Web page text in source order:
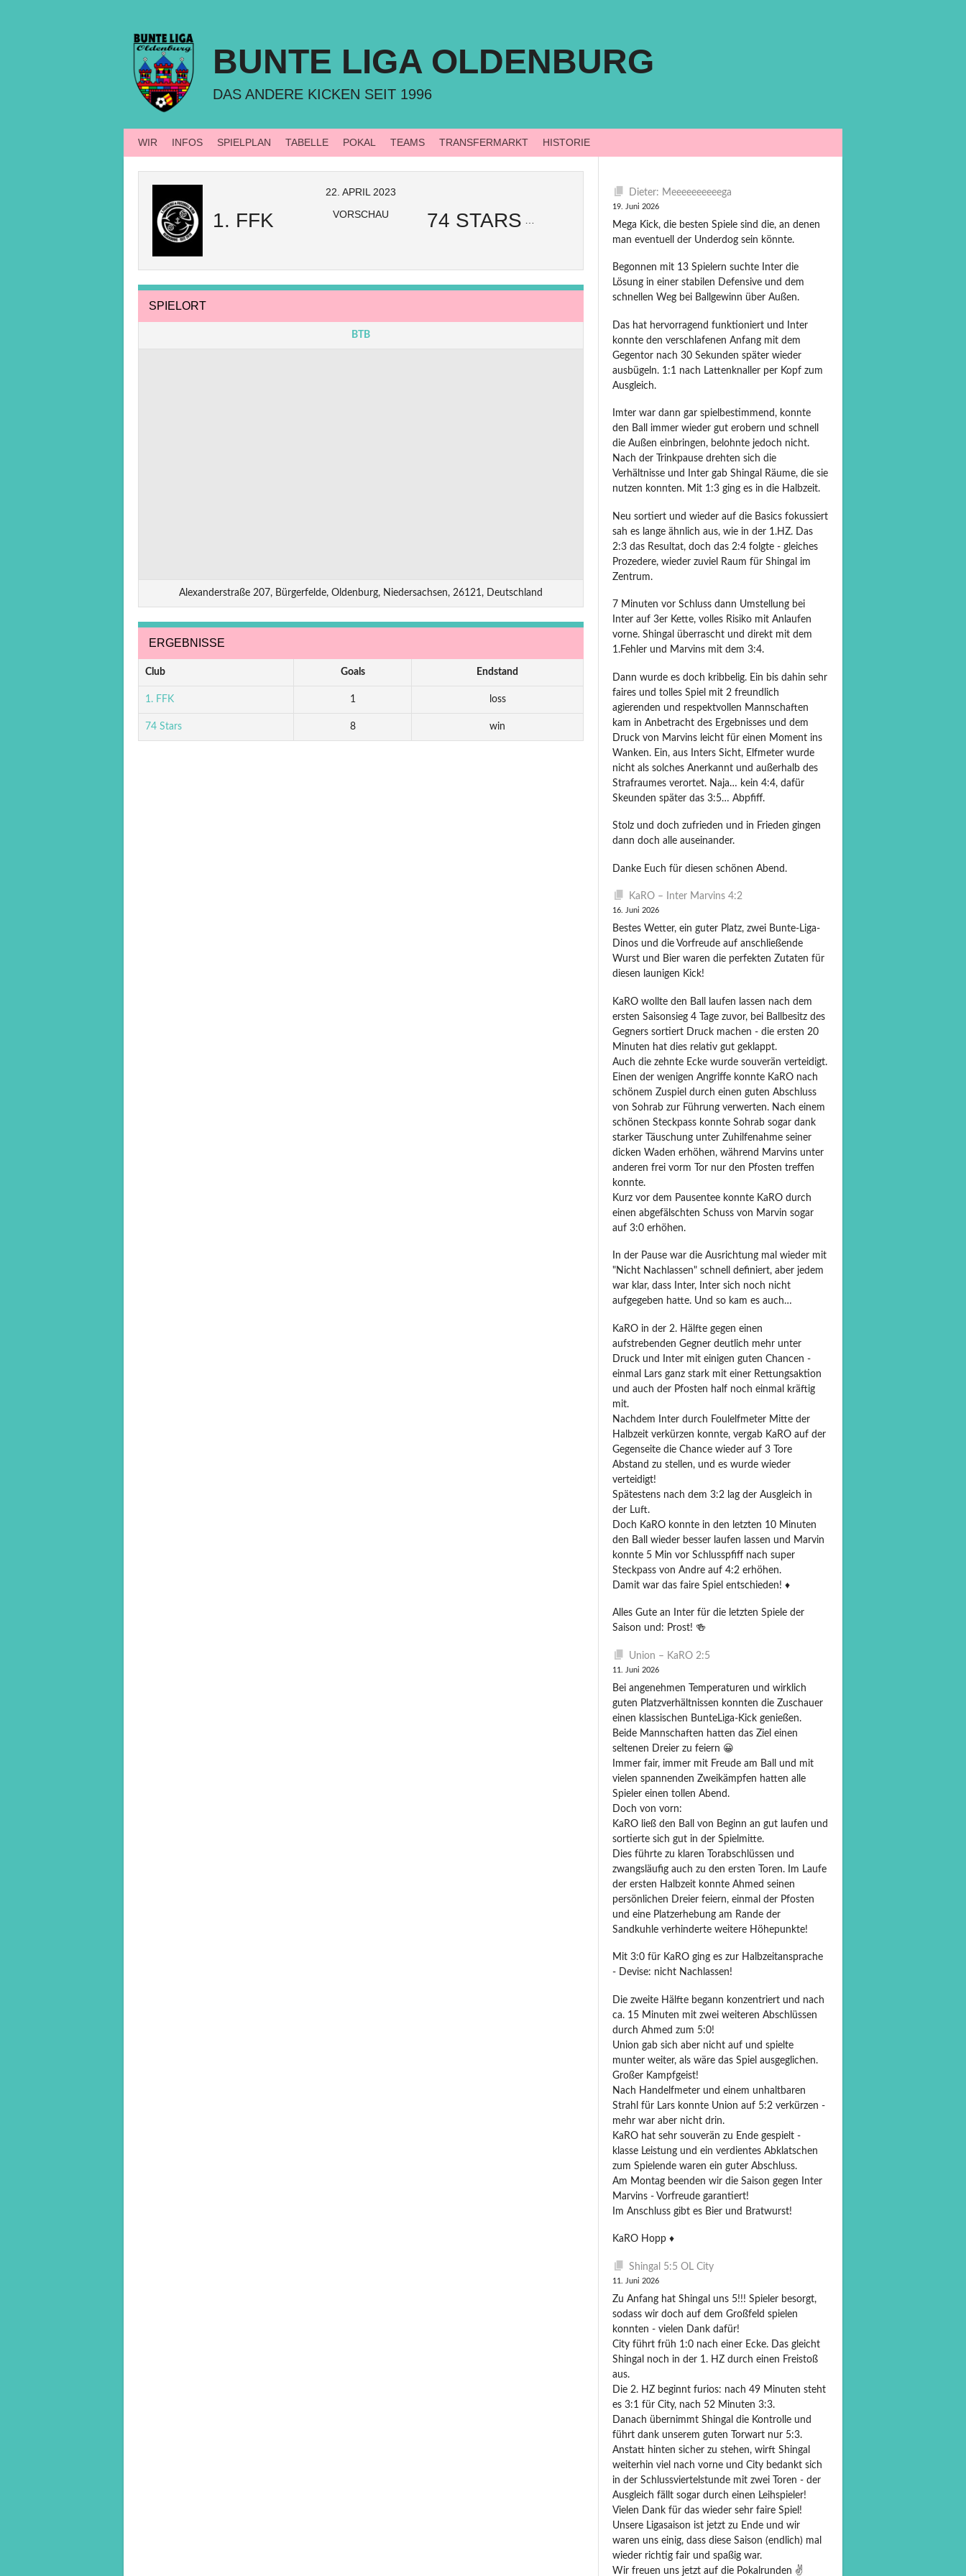
BUNTE LIGA OLDENBURG
DAS ANDERE KICKEN SEIT 1996
WIR INFOS SPIELPLAN TABELLE POKAL TEAMS TRANSFERMARKT HISTORIE
1. FFK 74 STARS
22. APRIL 2023
VORSCHAU
SPIELORT
BTB
Alexanderstraße 207, Bürgerfelde, Oldenburg, Niedersachsen, 26121, Deutschland
ERGEBNISSE
Club Goals Endstand
1. FFK 1 loss
74 Stars 8 win
Dieter: Meeeeeeeeeega
19. Juni 2026
Mega Kick, die besten Spiele sind die, an denen
man eventuell der Underdog sein könnte.
Begonnen mit 13 Spielern suchte Inter die
Lösung in einer stabilen Defensive und dem
schnellen Weg bei Ballgewinn über Außen.
Das hat hervorragend funktioniert und Inter
konnte den verschlafenen Anfang mit dem
Gegentor nach 30 Sekunden später wieder
ausbügeln. 1:1 nach Lattenknaller per Kopf zum
Ausgleich.
Imter war dann gar spielbestimmend, konnte
den Ball immer wieder gut erobern und schnell
die Außen einbringen, belohnte jedoch nicht.
Nach der Trinkpause drehten sich die
Verhältnisse und Inter gab Shingal Räume, die sie
nutzen konnten. Mit 1:3 ging es in die Halbzeit.
Neu sortiert und wieder auf die Basics fokussiert
sah es lange ähnlich aus, wie in der 1.HZ. Das
2:3 das Resultat, doch das 2:4 folgte - gleiches
Prozedere, wieder zuviel Raum für Shingal im
Zentrum.
7 Minuten vor Schluss dann Umstellung bei
Inter auf 3er Kette, volles Risiko mit Anlaufen
vorne. Shingal überrascht und direkt mit dem
1.Fehler und Marvins mit dem 3:4.
Dann wurde es doch kribbelig. Ein bis dahin sehr
faires und tolles Spiel mit 2 freundlich
agierenden und respektvollen Mannschaften
kam in Anbetracht des Ergebnisses und dem
Druck von Marvins leicht für einen Moment ins
Wanken. Ein, aus Inters Sicht, Elfmeter wurde
nicht als solches Anerkannt und außerhalb des
Strafraumes verortet. Naja… kein 4:4, dafür
Skeunden später das 3:5… Abpfiff.
Stolz und doch zufrieden und in Frieden gingen
dann doch alle auseinander.
Danke Euch für diesen schönen Abend.
KaRO – Inter Marvins 4:2
16. Juni 2026
Bestes Wetter, ein guter Platz, zwei Bunte-Liga-
Dinos und die Vorfreude auf anschließende
Wurst und Bier waren die perfekten Zutaten für
diesen launigen Kick!
KaRO wollte den Ball laufen lassen nach dem
ersten Saisonsieg 4 Tage zuvor, bei Ballbesitz des
Gegners sortiert Druck machen - die ersten 20
Minuten hat dies relativ gut geklappt.
Auch die zehnte Ecke wurde souverän verteidigt.
Einen der wenigen Angriffe konnte KaRO nach
schönem Zuspiel durch einen guten Abschluss
von Sohrab zur Führung verwerten. Nach einem
schönen Steckpass konnte Sohrab sogar dank
starker Täuschung unter Zuhilfenahme seiner
dicken Waden erhöhen, während Marvins unter
anderen frei vorm Tor nur den Pfosten treffen
konnte.
Kurz vor dem Pausentee konnte KaRO durch
einen abgefälschten Schuss von Marvin sogar
auf 3:0 erhöhen.
In der Pause war die Ausrichtung mal wieder mit
"Nicht Nachlassen" schnell definiert, aber jedem
war klar, dass Inter, Inter sich noch nicht
aufgegeben hatte. Und so kam es auch…
KaRO in der 2. Hälfte gegen einen
aufstrebenden Gegner deutlich mehr unter
Druck und Inter mit einigen guten Chancen -
einmal Lars ganz stark mit einer Rettungsaktion
und auch der Pfosten half noch einmal kräftig
mit.
Nachdem Inter durch Foulelfmeter Mitte der
Halbzeit verkürzen konnte, vergab KaRO auf der
Gegenseite die Chance wieder auf 3 Tore
Abstand zu stellen, und es wurde wieder
verteidigt!
Spätestens nach dem 3:2 lag der Ausgleich in
der Luft.
Doch KaRO konnte in den letzten 10 Minuten
den Ball wieder besser laufen lassen und Marvin
konnte 5 Min vor Schlusspfiff nach super
Steckpass von Andre auf 4:2 erhöhen.
Damit war das faire Spiel entschieden! ♦️
Alles Gute an Inter für die letzten Spiele der
Saison und: Prost! 🍻
Union – KaRO 2:5
11. Juni 2026
Bei angenehmen Temperaturen und wirklich
guten Platzverhältnissen konnten die Zuschauer
einen klassischen BunteLiga-Kick genießen.
Beide Mannschaften hatten das Ziel einen
seltenen Dreier zu feiern 😀
Immer fair, immer mit Freude am Ball und mit
vielen spannenden Zweikämpfen hatten alle
Spieler einen tollen Abend.
Doch von vorn:
KaRO ließ den Ball von Beginn an gut laufen und
sortierte sich gut in der Spielmitte.
Dies führte zu klaren Torabschlüssen und
zwangsläufig auch zu den ersten Toren. Im Laufe
der ersten Halbzeit konnte Ahmed seinen
persönlichen Dreier feiern, einmal der Pfosten
und eine Platzerhebung am Rande der
Sandkuhle verhinderte weitere Höhepunkte!
Mit 3:0 für KaRO ging es zur Halbzeitansprache
- Devise: nicht Nachlassen!
Die zweite Hälfte begann konzentriert und nach
ca. 15 Minuten mit zwei weiteren Abschlüssen
durch Ahmed zum 5:0!
Union gab sich aber nicht auf und spielte
munter weiter, als wäre das Spiel ausgeglichen.
Großer Kampfgeist!
Nach Handelfmeter und einem unhaltbaren
Strahl für Lars konnte Union auf 5:2 verkürzen -
mehr war aber nicht drin.
KaRO hat sehr souverän zu Ende gespielt -
klasse Leistung und ein verdientes Abklatschen
zum Spielende waren ein guter Abschluss.
Am Montag beenden wir die Saison gegen Inter
Marvins - Vorfreude garantiert!
Im Anschluss gibt es Bier und Bratwurst!
KaRO Hopp ♦️
Shingal 5:5 OL City
11. Juni 2026
Zu Anfang hat Shingal uns 5!!! Spieler besorgt,
sodass wir doch auf dem Großfeld spielen
konnten - vielen Dank dafür!
City führt früh 1:0 nach einer Ecke. Das gleicht
Shingal noch in der 1. HZ durch einen Freistoß
aus.
Die 2. HZ beginnt furios: nach 49 Minuten steht
es 3:1 für City, nach 52 Minuten 3:3.
Danach übernimmt Shingal die Kontrolle und
führt dank unserem guten Torwart nur 5:3.
Anstatt hinten sicher zu stehen, wirft Shingal
weiterhin viel nach vorne und City bedankt sich
in der Schlussviertelstunde mit zwei Toren - der
Ausgleich fällt sogar durch einen Leihspieler!
Vielen Dank für das wieder sehr faire Spiel!
Unsere Ligasaison ist jetzt zu Ende und wir
waren uns einig, dass diese Saison (endlich) mal
wieder richtig fair und spaßig war.
Wir freuen uns jetzt auf die Pokalrunden ✌️